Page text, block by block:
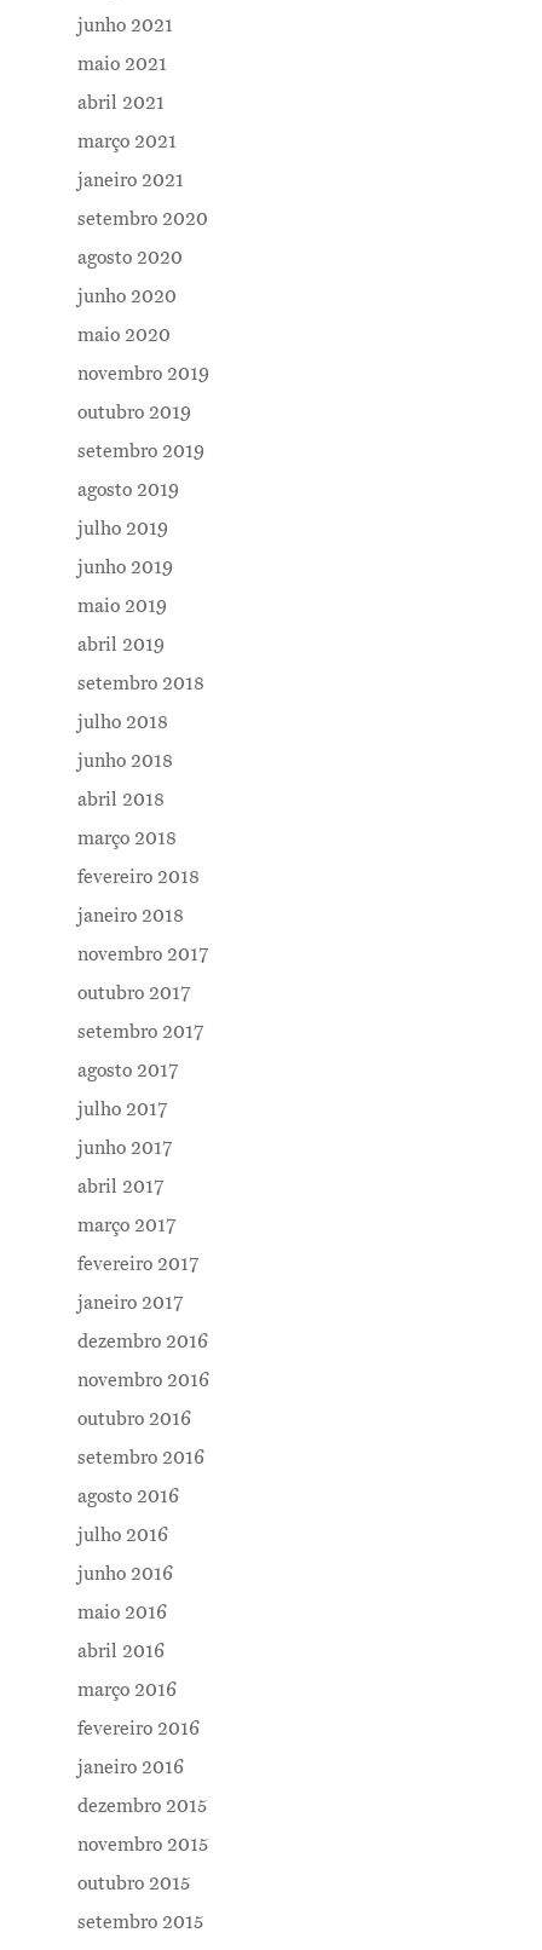
junho 2021
maio 2021
abril 2021
março 2021
janeiro 2021
setembro 2020
agosto 2020
junho 2020
maio 2020
novembro 2019
outubro 2019
setembro 2019
agosto 2019
julho 2019
junho 2019
maio 2019
abril 2019
setembro 2018
julho 2018
junho 2018
abril 2018
março 2018
fevereiro 2018
janeiro 2018
novembro 2017
outubro 2017
setembro 2017
agosto 2017
julho 2017
junho 2017
abril 2017
março 2017
fevereiro 2017
janeiro 2017
dezembro 2016
novembro 2016
outubro 2016
setembro 2016
agosto 2016
julho 2016
junho 2016
maio 2016
abril 2016
março 2016
fevereiro 2016
janeiro 2016
dezembro 2015
novembro 2015
outubro 2015
setembro 2015